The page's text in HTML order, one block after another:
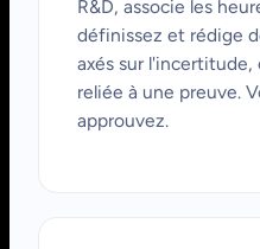
R&D, associe les
définissez et rédige
axés sur
reliée à une preuve.
approuvez.